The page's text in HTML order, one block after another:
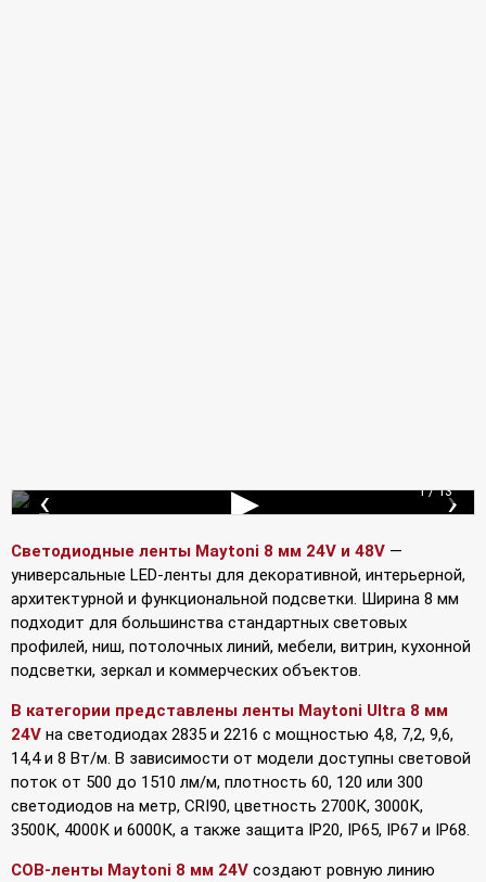
Подключение лент ▶
‹ ›
1 / 13
Светодиодные ленты Maytoni 8 мм 24V и 48V —
универсальные LED-ленты для декоративной, интерьерной,
архитектурной и функциональной подсветки. Ширина 8 мм
подходит для большинства стандартных световых
профилей, ниш, потолочных линий, мебели, витрин, кухонной
подсветки, зеркал и коммерческих объектов.
В категории представлены ленты Maytoni Ultra 8 мм
24V на светодиодах 2835 и 2216 с мощностью 4,8, 7,2, 9,6,
14,4 и 8 Вт/м. В зависимости от модели доступны световой
поток от 500 до 1510 лм/м, плотность 60, 120 или 300
светодиодов на метр, CRI90, цветность 2700К, 3000К,
3500К, 4000К и 6000К, а также защита IP20, IP65, IP67 и IP68.
COB-ленты Maytoni 8 мм 24V создают ровную линию